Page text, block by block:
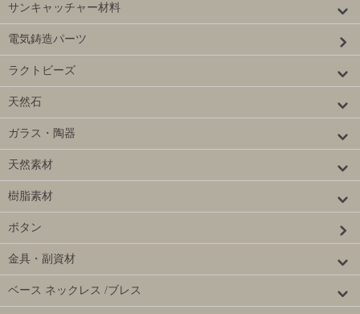
サンキャッチャー材料
電気鋳造パーツ
ラクトビーズ
天然石
ガラス・陶器
天然素材
樹脂素材
ボタン
金具・副資材
ベース ネックレス /ブレス